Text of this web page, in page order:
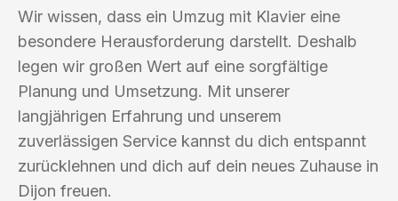
Wir wissen, dass ein Umzug mit Klavier eine
besondere Herausforderung darstellt. Deshalb
legen wir großen Wert auf eine sorgfältige
Planung und Umsetzung. Mit unserer
langjährigen Erfahrung und unserem
zuverlässigen Service kannst du dich entspannt
zurücklehnen und dich auf dein neues Zuhause in
Dijon freuen.